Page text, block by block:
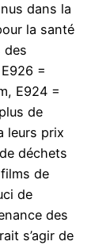
dans la
la santé
des
=
E924 =
de
leurs prix
déchets
de
de
des
s’agir de